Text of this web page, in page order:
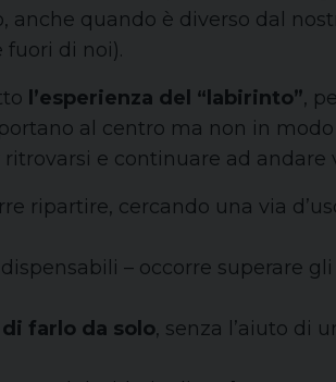
quando è diverso dal
fuori di noi).
l’esperienza del “labirinto”,
al centro ma non in
e continuare ad andare
ripartire, cercando una via
– occorre superare
farlo da solo, senza l’aiuto di